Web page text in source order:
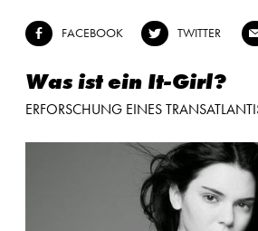
b FACEBOOK a TWITTER
Was ist ein It-Girl?
ERFORSCHUNG EINES